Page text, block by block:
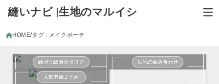
縫いナビ |生地のマルイシ
HOME タグ : メイクポーチ
綿ポリ総合カタログ 生地の組み合わせ
人気型紙まとめ